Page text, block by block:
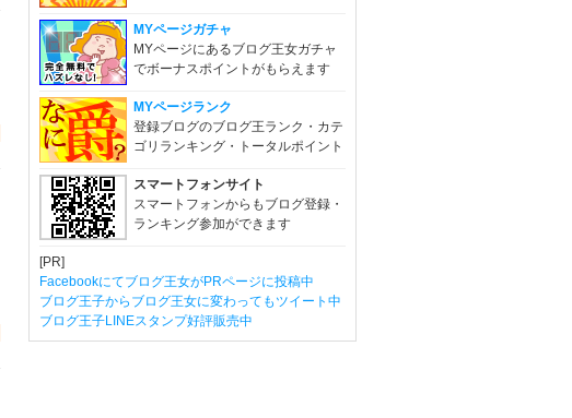
MYページガチャ
MYページにあるブログ王女ガチャ
でボーナスポイントがもらえます
MYページランク
登録ブログのブログ王ランク・カテ
ゴリランキング・トータルポイント
スマートフォンサイト
スマートフォンからもブログ登録・
ランキング参加ができます
[PR]
Facebookにてブログ王女がPRページに投稿中
ブログ王子からブログ王女に変わってもツイート中
ブログ王子LINEスタンプ好評販売中